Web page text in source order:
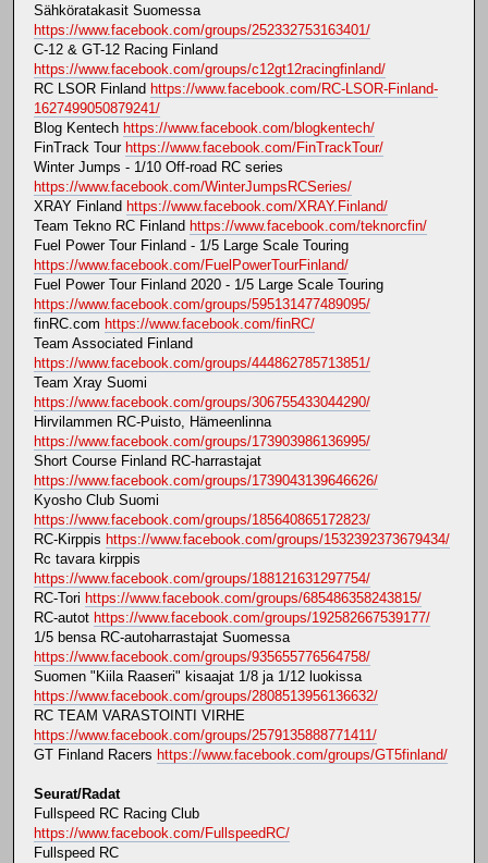
Sähköratakasit Suomessa
https://www.facebook.com/groups/252332753163401/
C-12 & GT-12 Racing Finland
https://www.facebook.com/groups/c12gt12racingfinland/
RC LSOR Finland https://www.facebook.com/RC-LSOR-Finland-
1627499050879241/
Blog Kentech https://www.facebook.com/blogkentech/
FinTrack Tour https://www.facebook.com/FinTrackTour/
Winter Jumps - 1/10 Off-road RC series
https://www.facebook.com/WinterJumpsRCSeries/
XRAY Finland https://www.facebook.com/XRAY.Finland/
Team Tekno RC Finland https://www.facebook.com/teknorcfin/
Fuel Power Tour Finland - 1/5 Large Scale Touring
https://www.facebook.com/FuelPowerTourFinland/
Fuel Power Tour Finland 2020 - 1/5 Large Scale Touring
https://www.facebook.com/groups/595131477489095/
finRC.com https://www.facebook.com/finRC/
Team Associated Finland
https://www.facebook.com/groups/444862785713851/
Team Xray Suomi
https://www.facebook.com/groups/306755433044290/
Hirvilammen RC-Puisto, Hämeenlinna
https://www.facebook.com/groups/173903986136995/
Short Course Finland RC-harrastajat
https://www.facebook.com/groups/1739043139646626/
Kyosho Club Suomi
https://www.facebook.com/groups/185640865172823/
RC-Kirppis https://www.facebook.com/groups/1532392373679434/
Rc tavara kirppis
https://www.facebook.com/groups/188121631297754/
RC-Tori https://www.facebook.com/groups/685486358243815/
RC-autot https://www.facebook.com/groups/192582667539177/
1/5 bensa RC-autoharrastajat Suomessa
https://www.facebook.com/groups/935655776564758/
Suomen "Kiila Raaseri" kisaajat 1/8 ja 1/12 luokissa
https://www.facebook.com/groups/2808513956136632/
RC TEAM VARASTOINTI VIRHE
https://www.facebook.com/groups/2579135888771411/
GT Finland Racers https://www.facebook.com/groups/GT5finland/
Seurat/Radat
Fullspeed RC Racing Club
https://www.facebook.com/FullspeedRC/
Fullspeed RC